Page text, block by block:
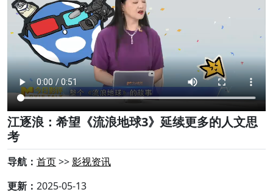
江逐浪：希望《流浪地球3》延续更多的人文思
考
导航： 首页>>影视资讯
更新： 2025-05-13